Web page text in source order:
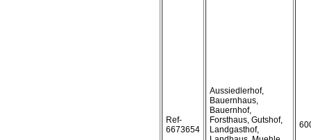
Ref-
6673654
Aussiedlerhof,
Bauernhaus,
Bauernhof,
Forsthaus, Gutshof,
Landgasthof,